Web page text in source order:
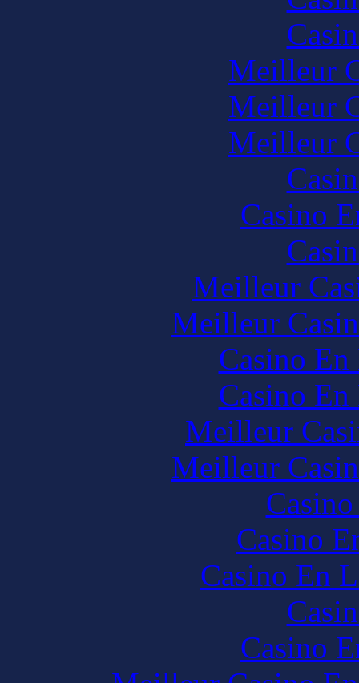
Meilleur
Meilleur
Meilleur
Casino
Meilleur
Meilleur
Casino
Casino
Meilleur
Meilleur
Casino
Casino En
Casino